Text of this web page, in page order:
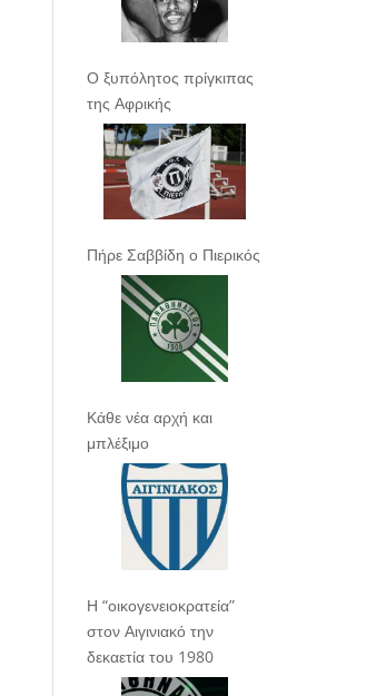
Ο ξυπόλητος πρίγκιπας
της Αφρικής
Πήρε Σαββίδη ο Πιερικός
Κάθε νέα αρχή και
μπλέξιμο
Η “οικογενειοκρατεία”
στον Αιγινιακό την
δεκαετία του 1980